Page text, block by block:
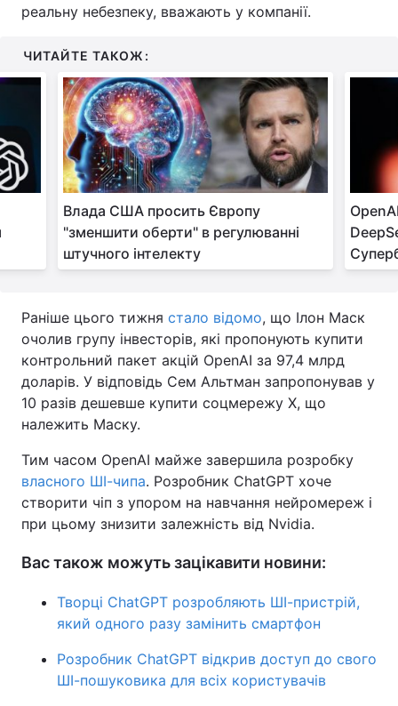
реальну небезпеку, вважають у компанії.
ЧИТАЙТЕ ТАКОЖ:
Влада США просить Європу
"зменшити оберти" в регулюванні
штучного інтелекту
Раніше цього тижня стало відомо, що Ілон Маск
очолив групу інвесторів, які пропонують купити
контрольний пакет акцій OpenAI за 97,4 млрд
доларів. У відповідь Сем Альтман запропонував у
10 разів дешевше купити соцмережу Х, що
належить Маску.
Тим часом OpenAI майже завершила розробку
власного ШІ-чипа. Розробник ChatGPT хоче
створити чіп з упором на навчання нейромереж і
при цьому знизити залежність від Nvidia.
Вас також можуть зацікавити новини:
Творці ChatGPT розробляють ШІ-пристрій,
який одного разу замінить смартфон
Розробник ChatGPT відкрив доступ до свого
ШІ-пошуковика для всіх користувачів